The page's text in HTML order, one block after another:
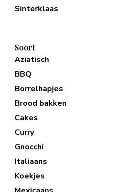
Sinterklaas
Soort
Aziatisch
BBQ
Borrelhapjes
Brood bakken
Cakes
Curry
Gnocchi
Italiaans
Koekjes